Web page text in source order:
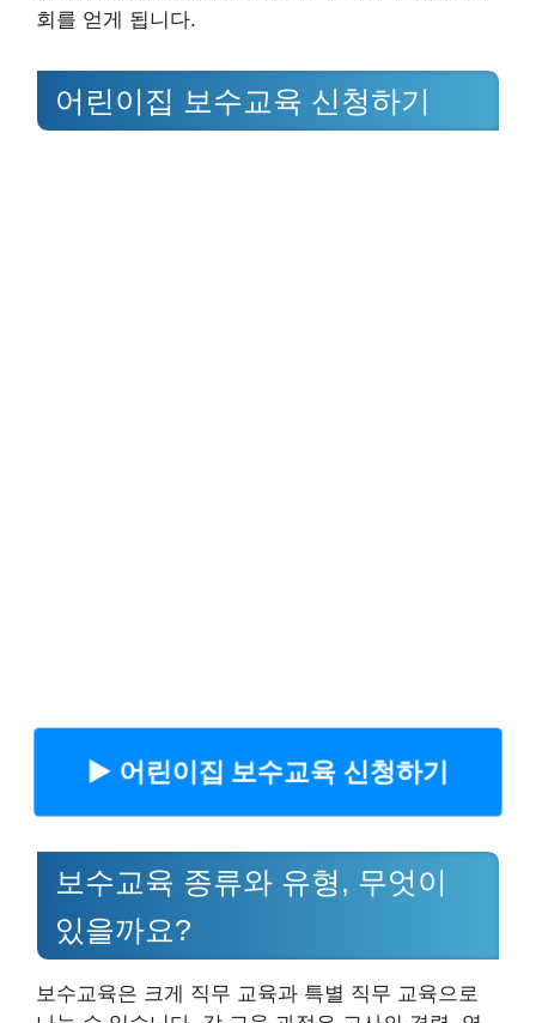
회를 얻게 됩니다.
어린이집 보수교육 신청하기
▶︎ 어린이집 보수교육 신청하기
보수교육 종류와 유형, 무엇이
있을까요?
보수교육은 크게 직무 교육과 특별 직무 교육으로